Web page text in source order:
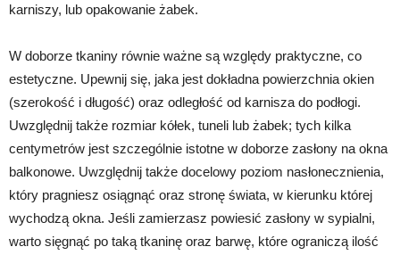
karniszy, lub opakowanie żabek.
W doborze tkaniny równie ważne są względy praktyczne, co
estetyczne. Upewnij się, jaka jest dokładna powierzchnia okien
(szerokość i długość) oraz odległość od karnisza do podłogi.
Uwzględnij także rozmiar kółek, tuneli lub żabek; tych kilka
centymetrów jest szczególnie istotne w doborze zasłony na okna
balkonowe. Uwzględnij także docelowy poziom nasłonecznienia,
który pragniesz osiągnąć oraz stronę świata, w kierunku której
wychodzą okna. Jeśli zamierzasz powiesić zasłony w sypialni,
warto sięgnąć po taką tkaninę oraz barwę, które ograniczą ilość